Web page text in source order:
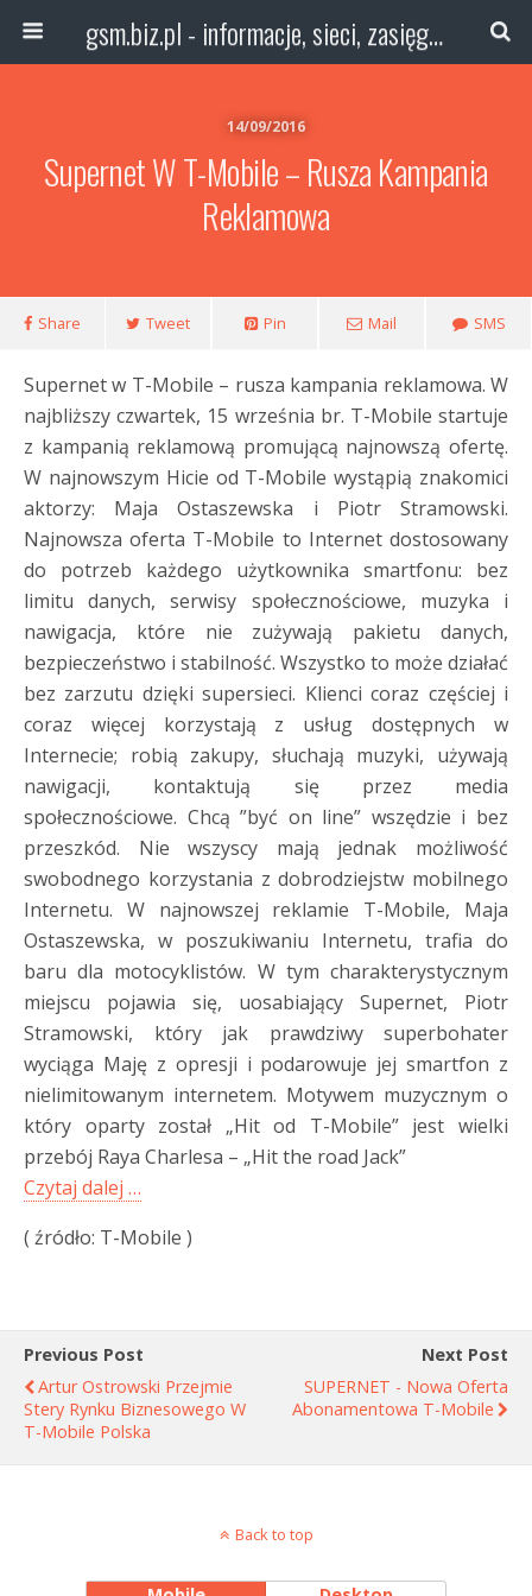
gsm.biz.pl - informacje, sieci, zasięg technologie
14/09/2016
Supernet W T-Mobile – Rusza Kampania
Reklamowa
Share Tweet Pin Mail SMS
Supernet w T-Mobile – rusza kampania reklamowa. W
najbliższy czwartek, 15 września br. T-Mobile startuje
z kampanią reklamową promującą najnowszą ofertę.
W najnowszym Hicie od T-Mobile wystąpią znakomici
aktorzy: Maja Ostaszewska i Piotr Stramowski.
Najnowsza oferta T-Mobile to Internet dostosowany
do potrzeb każdego użytkownika smartfonu: bez
limitu danych, serwisy społecznościowe, muzyka i
nawigacja, które nie zużywają pakietu danych,
bezpieczeństwo i stabilność. Wszystko to może działać
bez zarzutu dzięki supersieci. Klienci coraz częściej i
coraz więcej korzystają z usług dostępnych w
Internecie; robią zakupy, słuchają muzyki, używają
nawigacji, kontaktują się przez media
społecznościowe. Chcą ”być on line” wszędzie i bez
przeszkód. Nie wszyscy mają jednak możliwość
swobodnego korzystania z dobrodziejstw mobilnego
Internetu. W najnowszej reklamie T-Mobile, Maja
Ostaszewska, w poszukiwaniu Internetu, trafia do
baru dla motocyklistów. W tym charakterystycznym
miejscu pojawia się, uosabiający Supernet, Piotr
Stramowski, który jak prawdziwy superbohater
wyciąga Maję z opresji i podarowuje jej smartfon z
nielimitowanym internetem. Motywem muzycznym o
który oparty został „Hit od T-Mobile” jest wielki
przebój Raya Charlesa – „Hit the road Jack”
Czytaj dalej …
( źródło: T-Mobile )
Previous Post
Artur Ostrowski Przejmie
Stery Rynku Biznesowego W
T-Mobile Polska
Next Post
SUPERNET - Nowa Oferta
Abonamentowa T-Mobile
Back to top